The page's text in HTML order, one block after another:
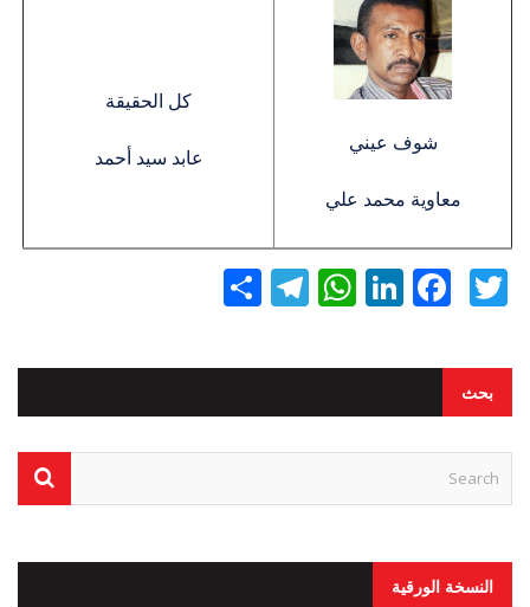
شوف عيني
معاوية محمد علي
كل الحقيقة
عابد سيد أحمد
Twitter
Facebook
LinkedIn
WhatsApp
Telegram
بحث
النسخة الورقية